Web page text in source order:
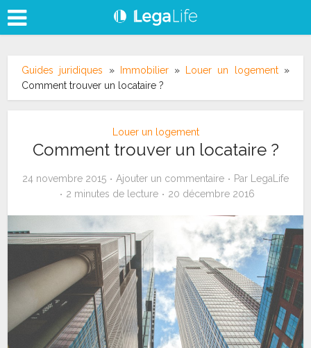
Guides juridiques » Immobilier» Louer un logement»
Comment trouver un locataire ?
Louer un logement
Comment trouver un locataire ?
24 novembre 2015 Ajouter un commentaire Par
LegaLife
2 minutes de lecture
20 décembre 2016